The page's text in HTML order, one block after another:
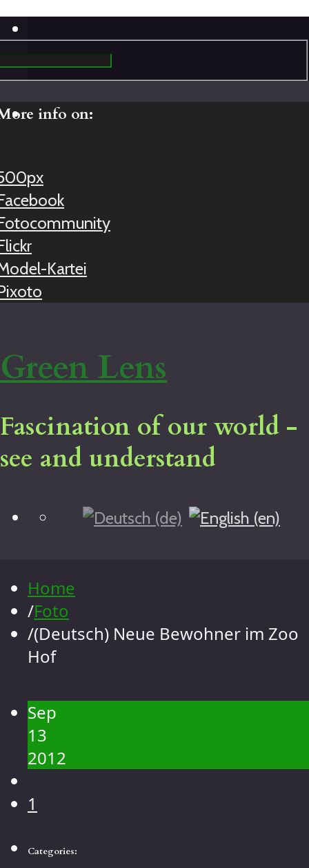
info on:
Kartei
Green Lens
Fascination of our world -
see and understand
Blog
Contact
Landscape
Macro
Home
/Foto
/(Deutsch) Neue Bewohner im Zoo
Hof
Sep
13
2012
1
Categories: